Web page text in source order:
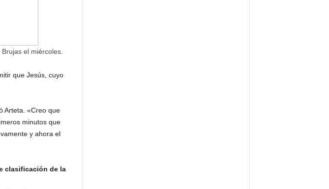
el miércoles.
que Jesús, cuyo
Arteta. «Creo que
minutos que
y ahora el
clasificación de la